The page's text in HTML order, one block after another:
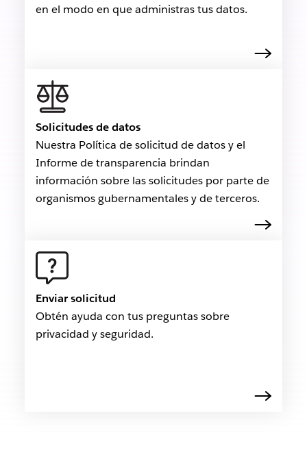
en el modo en que administras tus datos.
Solicitudes de datos
Nuestra Política de solicitud de datos y el
Informe de transparencia brindan
información sobre las solicitudes por parte de
organismos gubernamentales y de terceros.
Enviar solicitud
Obtén ayuda con tus preguntas sobre
privacidad y seguridad.